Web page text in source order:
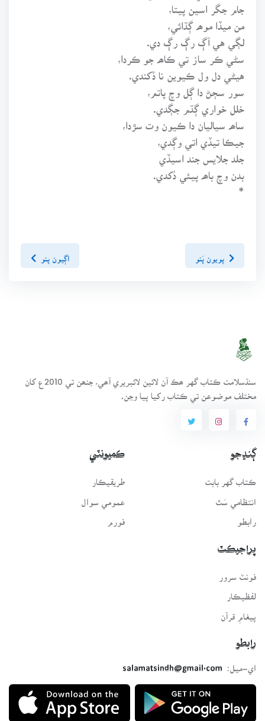
جام جگر اسين پيتا،
من ميڏا موھہ ڳڌائي،
لڳي هي آڳ رڳ رڳ دي.
سڻي ڪر ساز تي ڪاھہ جو ڪردا،
هيڻي دل ول ڪيوين نا ڏکندي.
سور سڄڻ دا ڳل وچ پاتم،
خلل خواري ڳڌم جڳدي.
ساھہ سياليان دا ڪيون وت سڙدا،
جيڪا تيڏي اتي وڳدي،
جلد جلايس جند اسيڏي
بدن وچ باھہ پيئي دُکدي.
*
پويون پَنو اڳيون پنو
سنڌسلامت ڪتاب گهر ھڪ آن لائين لائبريري آھي، جنھن تي 2010ع کان
مختلف موضوعن تي ڪتاب رکيا پيا وڃن.
ڳنڍجو
ڪتاب گهر بابت
انتظامي سَٿ
رابطو
ڪميونٽي
طريقيڪار
عمومي سوال
فورم
پراجيڪٽ
لفظيڪار
پيغامِ قرآن
رابطو
اي-ميل:
salamatsindh@gmail.com